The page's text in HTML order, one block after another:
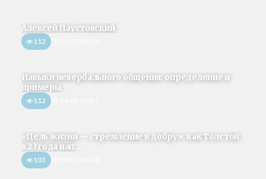
Алексей Паустовский
112
Навыки невербального общения: определение и
примеры
112
«Цель жизни — стремление к добру»: как Толстой
в 23 года нап...
103